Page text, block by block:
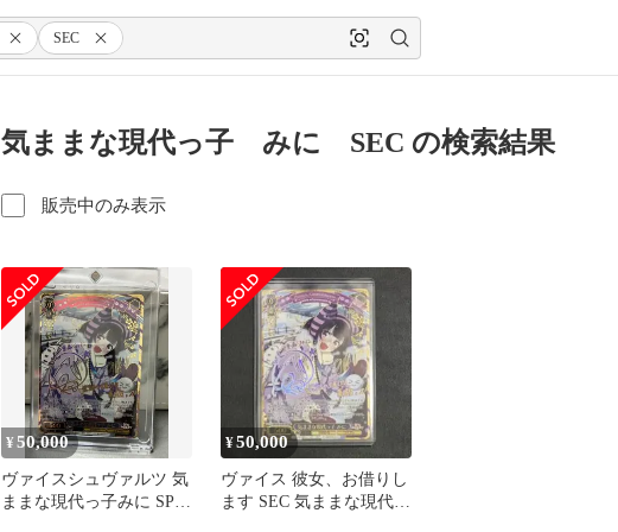
SEC
気ままな現代っ子 みに SEC の検索結果
販売中のみ表示
¥50,000
ヴァイスシュヴァルツ 気
ままな現代っ子みに SP
¥50,000
ヴァイス 彼女、お借りし
ます SEC 気ままな現代っ